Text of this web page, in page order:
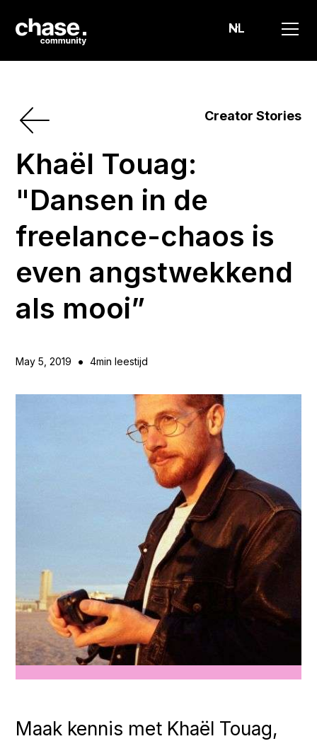
NL
Creator Stories
Khaël Touag:
"Dansen in de
freelance-chaos is
even angstwekkend
als mooi”
May 5, 2019 • 4min leestijd
Maak kennis met Khaël Touag,